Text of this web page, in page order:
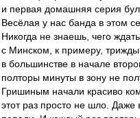
и первая домашняя серия
Весёлая у нас банда в этом
Никогда не знаешь, чего
с Минском, к примеру, трижды
в большинстве в начале
полторы минуты в зону не
Гришиным начали красиво
этот раз просто не шло. Даже